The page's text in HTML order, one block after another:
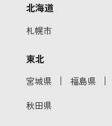
北海道
札幌市
東北
宮城県 ｜ 福島県 ｜
秋田県